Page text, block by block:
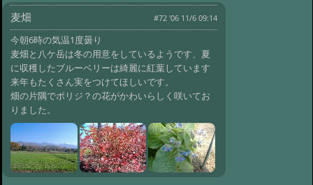
麦畑 #72 '06 11/6 09:14
今朝6時の気温1度曇り
麦畑と八ケ岳は冬の用意をしているようです、夏
に収穫したブルーベリーは綺麗に紅葉しています
来年もたくさん実をつけてほしいです。
畑の片隅でポリジ？の花がかわいらしく咲いてお
りました。
#646:冬便り 美しい八ヶ岳連峰
@ '10 1/23 10:54
#645:冬便り ライ
#644:冬便り 氷柱公園
#643:冬便り 冬ち
ゃんお昼寝
@ '10 1/19 11:44
@ '10 1/17 10:46
#641:冬便り 山の
停留所
@ '10 1/16 11:52
#640:冬便り どんどん焼